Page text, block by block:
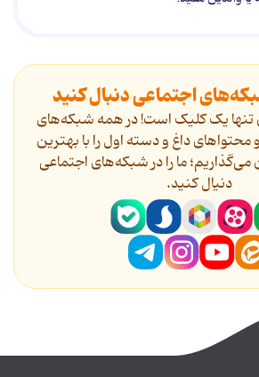
اجتماعی دنبال کنید
تنها یک کلیک است! در همه شبکه‌های
داغ و دسته اول را با بهترین
می‌گذاریم؛ ما را در شبکه‌های اجتماعی
دنیال کنید.